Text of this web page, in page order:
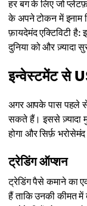
हर बग के लिए जो
के अपने टोकन में इनाम
फ़ायदेमंद एक्टिविटी
दुनिया को और ज़्यादा
इन्वेस्टमेंट से
अगर आपके पास पहले
सकते हैं। इससे ज़्यादा
होगा और सिर्फ़
ट्रेडिंग ऑप्शन
ट्रेडिंग पैसे कमाने का
हैं ताकि उनकी कीमत